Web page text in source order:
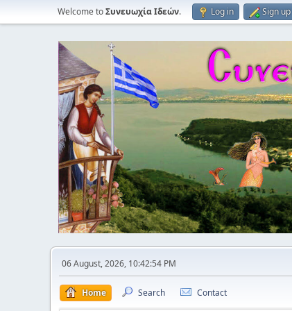
Welcome toΣυνευωχία Ιδεών. Log in Sign up
06 August, 2026, 10:42:54 PM
Home Search Contact